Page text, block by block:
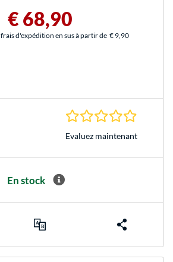
€ 68,90
d'expédition en sus à partir de € 9,90
Evaluez maintenant
En stock